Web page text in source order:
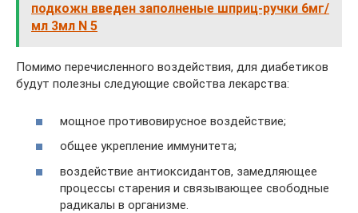
подкожн введен заполненые шприц-ручки 6мг/
мл 3мл N 5
Помимо перечисленного воздействия, для диабетиков
будут полезны следующие свойства лекарства:
мощное противовирусное воздействие;
общее укрепление иммунитета;
воздействие антиоксидантов, замедляющее
процессы старения и связывающее свободные
радикалы в организме.